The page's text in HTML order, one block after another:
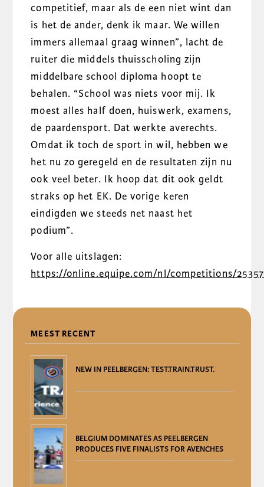
competitief, maar als de een niet wint dan
is het de ander, denk ik maar. We willen
immers allemaal graag winnen”, lacht de
ruiter die middels thuisscholing zijn
middelbare school diploma hoopt te
behalen. “School was niets voor mij. Ik
moest alles half doen, huiswerk, examens,
de paardensport. Dat werkte averechts.
Omdat ik toch de sport in wil, hebben we
het nu zo geregeld en de resultaten zijn nu
ook veel beter. Ik hoop dat dit ook geldt
straks op het EK. De vorige keren
eindigden we steeds net naast het
podium”.
Voor alle uitslagen:
https://online.equipe.com/nl/competitions/25357
MEEST RECENT
NEW IN PEELBERGEN: TEST.TRAIN.TRUST.
BELGIUM DOMINATES AS PEELBERGEN
PRODUCES FIVE FINALISTS FOR AVENCHES